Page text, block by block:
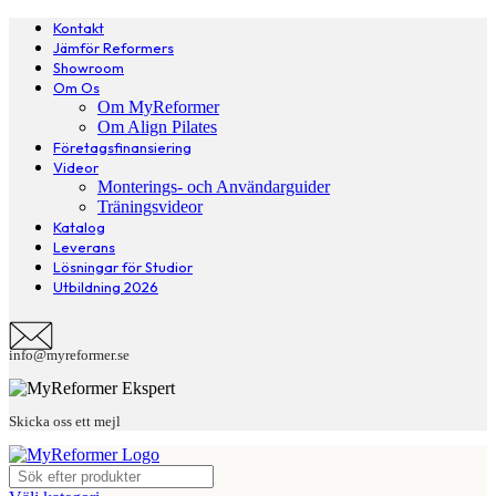
Kontakt
Jämför Reformers
Showroom
Om Os
Om MyReformer
Om Align Pilates
Företagsfinansiering
Videor
Monterings- och Användarguider
Träningsvideor
Katalog
Leverans
Lösningar för Studior
Utbildning 2026
info@myreformer.se
Skicka oss ett mejl